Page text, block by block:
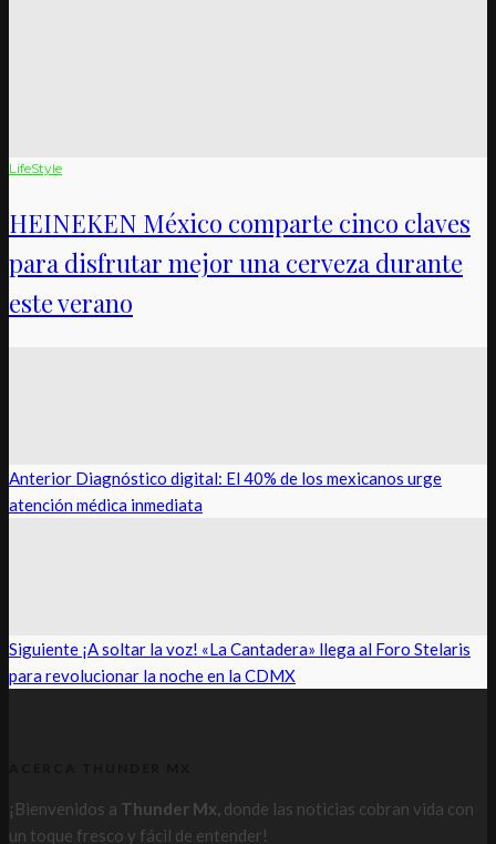
LifeStyle
HEINEKEN México comparte cinco claves
para disfrutar mejor una cerveza durante
este verano
Anterior Diagnóstico digital: El 40% de los mexicanos urge
atención médica inmediata
Siguiente ¡A soltar la voz! «La Cantadera» llega al Foro Stelaris
para revolucionar la noche en la CDMX
¡Bienvenidos a Thunder Mx, donde las noticias cobran vida con
un toque fresco y fácil de entender!